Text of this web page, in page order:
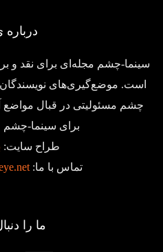
درباره
سینما-چشم مجله‌ای برای نقد و
است. موضع‌گیری‌های
چشم مسئولیتی در قبال مواضع
برای سینما-
طراح سایت:
تماس با ما:
ما را